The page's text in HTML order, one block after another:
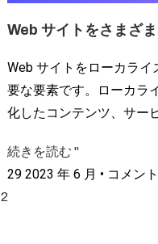
Web サイトをさまざ
Web サイトをローカラ
要な要素です。ローカラ
化したコンテンツ、サー
続きを読む "
29 2023 年 6 月
コメン
2